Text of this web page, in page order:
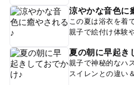
涼やかな音色に
この夏は浴衣を着
親子で絵付け体験
夏の朝に早起き
親子で神秘的なハ
スイレンとの違い